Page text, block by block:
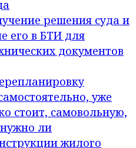
решения суда и
его в БТИ для
документов
уже
стоит, самовольную,
ли
жилого